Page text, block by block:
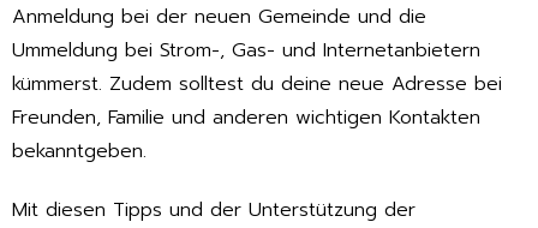
Anmeldung bei der neuen Gemeinde und die
Ummeldung bei Strom-, Gas- und Internetanbietern
kümmerst. Zudem solltest du deine neue Adresse bei
Freunden, Familie und anderen wichtigen Kontakten
bekanntgeben.
Mit diesen Tipps und der Unterstützung der